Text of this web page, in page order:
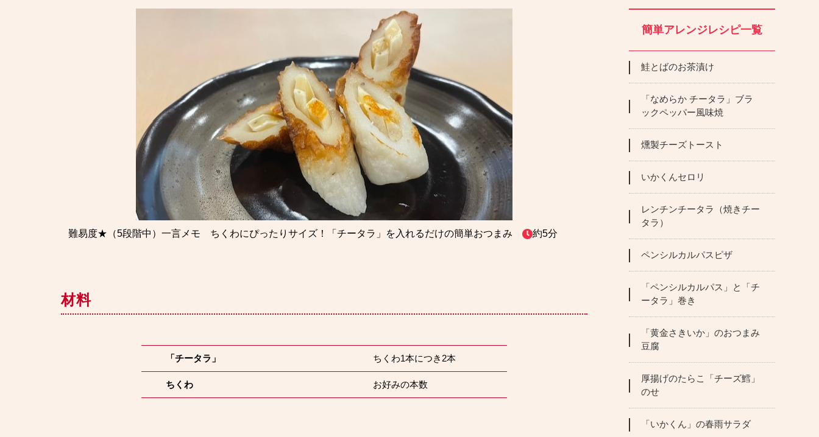
難易度★（5段階中） 一言メモ ちくわにぴったりサイズ！「チータラ」を入れるだけの簡単おつまみ 約5分
材料
「チータラ」 ちくわ1本につき2本
ちくわ お好みの本数
簡単アレンジレシピ一覧
鮭とばのお茶漬け
「なめらか チータラ」ブラ
ックペッパー風味焼
燻製チーズトースト
いかくんセロリ
レンチンチータラ（焼きチー
タラ）
ペンシルカルパスピザ
「ペンシルカルパス」と「チ
ータラ」巻き
「黄金さきいか」のおつまみ
豆腐
厚揚げのたらこ「チーズ鱈」
のせ
「いかくん」の春雨サラダ